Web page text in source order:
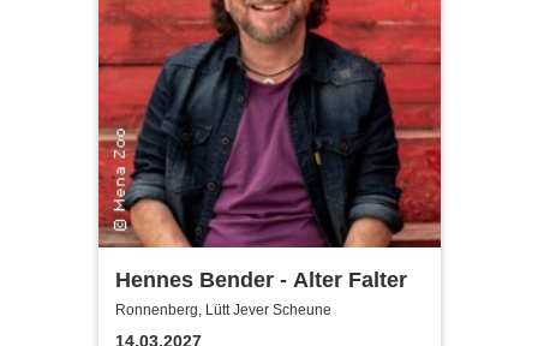
Hennes Bender - Alter Falter
Ronnenberg, Lütt Jever Scheune
14.03.2027